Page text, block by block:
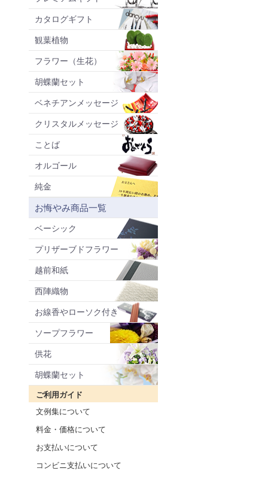
カタログギフト
観葉植物
フラワー（生花）
胡蝶蘭セット
ベネチアンメッセージ
クリスタルメッセージ
ことば
オルゴール
純金
お悔やみ商品一覧
ベーシック
プリザーブドフラワー
越前和紙
西陣織物
お線香やローソク付き
ソープフラワー
供花
胡蝶蘭セット
ご利用ガイド
文例集について
料金・価格について
お支払いについて
コンビニ支払いについて